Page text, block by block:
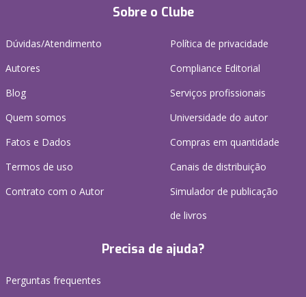
Sobre o Clube
Dúvidas/Atendimento
Autores
Blog
Quem somos
Fatos e Dados
Termos de uso
Contrato com o Autor
Política de privacidade
Compliance Editorial
Serviços profissionais
Universidade do autor
Compras em quantidade
Canais de distribuição
Simulador de publicação
de livros
Precisa de ajuda?
Perguntas frequentes